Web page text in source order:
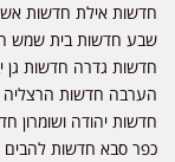
חדשות אילת חדשות
שבע חדשות בית שמש
חדשות גדרה חדשות גן
הערבה חדשות הרצליה
חדשות יהודה ושומרון
כפר סבא חדשות להבים